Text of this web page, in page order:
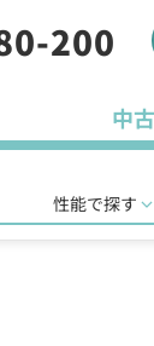
200
中
性能で探す